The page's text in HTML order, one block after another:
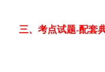
三、考点试题-配套